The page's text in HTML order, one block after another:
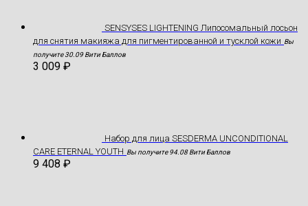
SENSYSES LIGHTENING Липосомальный лосьон
для снятия макияжа для пигментированной и тусклой кожи Вы
получите 30.09 Вити Баллов
3 009 ₽
Hабор для лица SESDERMA UNCONDITIONAL
CARE ETERNAL YOUTH Вы получите 94.08 Вити Баллов
9 408 ₽